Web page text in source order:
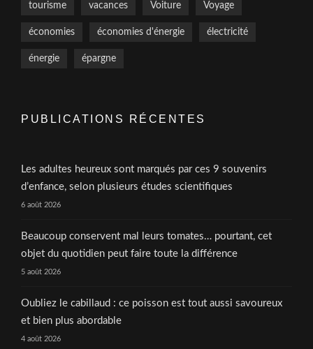
tourisme vacances Voiture Voyage
économies économies d'énergie électricité
énergie épargne
PUBLICATIONS RÉCENTES
Les adultes heureux sont marqués par ces 9 souvenirs
d’enfance, selon plusieurs études scientifiques
6 août 2026
Beaucoup conservent mal leurs tomates… pourtant, cet
objet du quotidien peut faire toute la différence
5 août 2026
Oubliez le cabillaud : ce poisson est tout aussi savoureux
et bien plus abordable
4 août 2026